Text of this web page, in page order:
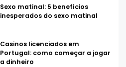
Sexo matinal: 5 benefícios
inesperados do sexo matinal
Casinos licenciados em
Portugal: como começar a jogar
a dinheiro